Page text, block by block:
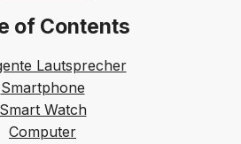
of Contents
Lautsprecher
Smartphone
Smart Watch
Computer